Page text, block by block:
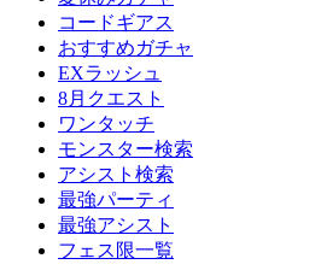
コードギアス
おすすめガチャ
EXラッシュ
8月クエスト
ワンタッチ
モンスター検索
アシスト検索
最強パーティ
最強アシスト
フェス限一覧